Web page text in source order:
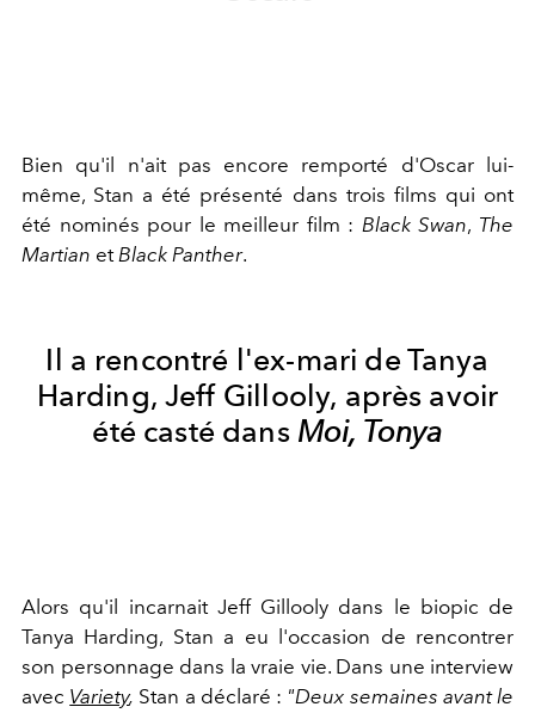
Bien qu'il n'ait pas encore remporté d'Oscar lui-
même, Stan a été présenté dans trois films qui ont
été nominés pour le meilleur film : Black Swan, The
Martian etBlack Panther.
Il a rencontré l'ex-mari de Tanya
Harding, Jeff Gillooly, après avoir
été casté dans Moi, Tonya
Alors qu'il incarnait Jeff Gillooly dans le biopic de
Tanya Harding, Stan a eu l'occasion de rencontrer
son personnage dans la vraie vie. Dans une interview
avec Variety, Stan a déclaré : "Deux semaines avant le